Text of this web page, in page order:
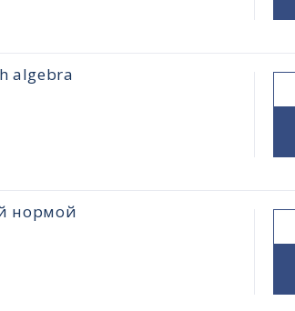
algebra
нормой